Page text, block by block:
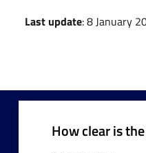
Last update: 8 January
How clear is